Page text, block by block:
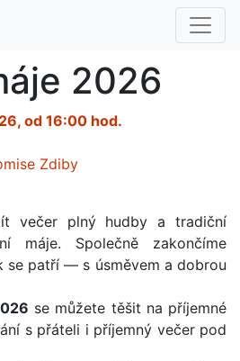
2026
od 16:00 hod.
Zdiby
večer plný hudby a tradiční
máje. Společně zakončíme
se patří — s úsměvem a dobrou
se můžete těšit na příjemné
s přáteli i příjemný večer pod